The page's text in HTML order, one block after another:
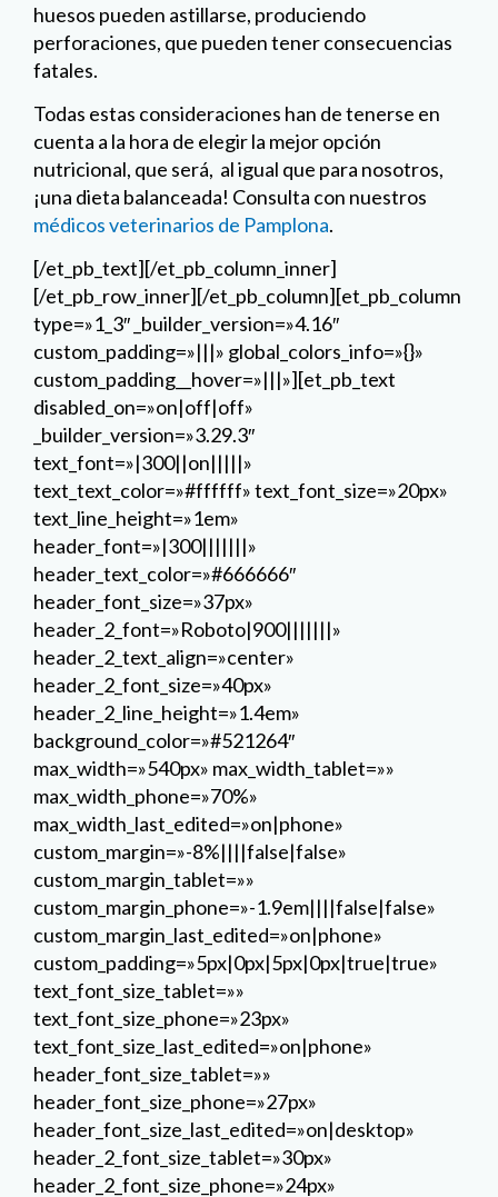
huesos pueden astillarse, produciendo
perforaciones, que pueden tener consecuencias
fatales.
Todas estas consideraciones han de tenerse en
cuenta a la hora de elegir la mejor opción
nutricional, que será, al igual que para nosotros,
¡una dieta balanceada! Consulta con nuestros
médicos veterinarios de Pamplona.
[/et_pb_text][/et_pb_column_inner]
[/et_pb_row_inner][/et_pb_column][et_pb_column
type=»1_3″ _builder_version=»4.16″
custom_padding=»|||» global_colors_info=»{}»
custom_padding__hover=»|||»][et_pb_text
disabled_on=»on|off|off»
_builder_version=»3.29.3″
text_font=»|300||on|||||»
text_text_color=»#ffffff» text_font_size=»20px»
text_line_height=»1em»
header_font=»|300|||||||»
header_text_color=»#666666″
header_font_size=»37px»
header_2_font=»Roboto|900|||||||»
header_2_text_align=»center»
header_2_font_size=»40px»
header_2_line_height=»1.4em»
background_color=»#521264″
max_width=»540px» max_width_tablet=»»
max_width_phone=»70%»
max_width_last_edited=»on|phone»
custom_margin=»-8%||||false|false»
custom_margin_tablet=»»
custom_margin_phone=»-1.9em||||false|false»
custom_margin_last_edited=»on|phone»
custom_padding=»5px|0px|5px|0px|true|true»
text_font_size_tablet=»»
text_font_size_phone=»23px»
text_font_size_last_edited=»on|phone»
header_font_size_tablet=»»
header_font_size_phone=»27px»
header_font_size_last_edited=»on|desktop»
header_2_font_size_tablet=»30px»
header_2_font_size_phone=»24px»